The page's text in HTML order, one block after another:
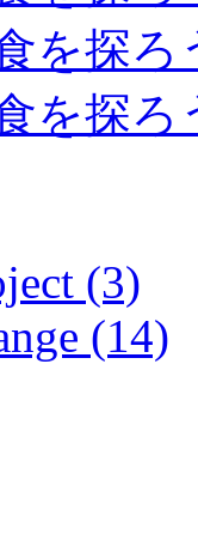
を探
を探
(3)
(14)